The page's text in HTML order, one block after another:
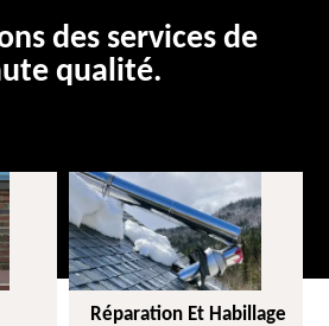
des services de
qualité.
Réparation Et Habillage